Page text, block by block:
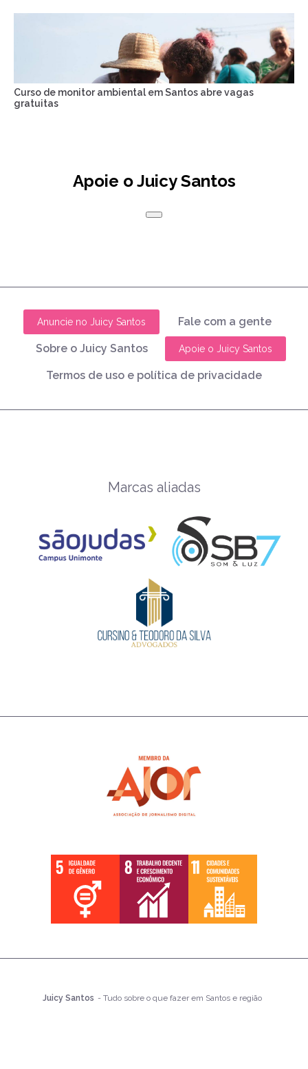
Curso de monitor ambiental em Santos abre vagas
gratuitas
Apoie o Juicy Santos
Anuncie no Juicy Santos Fale com a gente
Sobre o Juicy Santos Apoie o Juicy Santos
Termos de uso e política de privacidade
Marcas aliadas
Juicy Santos - Tudo sobre o que fazer em Santos e região